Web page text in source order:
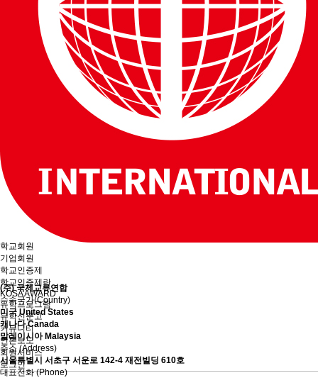
유학신문고
유학신문고
NEWS/NOTICE
메뉴 백그라운드
회칙/정관
윤리강령
절차대행 표준약관
회원사인증
오시는길
회원사보기
정회원(유학원)
학교회원
기업회원
학교인증제
학교인증제란
KOSA AWARD
유학프로그램
유학신문고
커뮤니티
언론보도
회원서비스
로그인
(주) 국제교류연합
수속국가(Country)
미국 United States
캐나다 Canada
말레이시아 Malaysia
주소 (Address)
서울특별시 서초구 서운로 142-4 재전빌딩 610호
대표전화 (Phone)